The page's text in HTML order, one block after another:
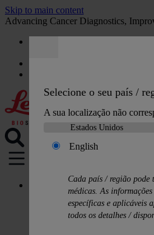
Skip to main content
Advancing Cancer Diagnostics,
Selecione o seu país /
A sua localização não
English
Cada país / região pode
médicas. As
específicas e aplicáveis
todos os detalhes /
Soluções de histologia
Processadores de
Corantes de